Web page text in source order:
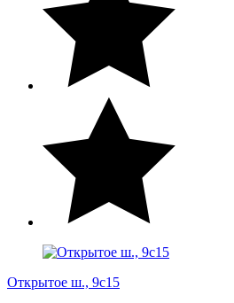
Открытое ш., 9с15